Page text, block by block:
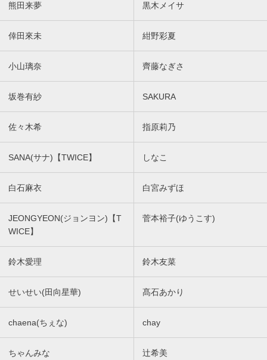
熊田来夢 黒木メイサ
倖田來未 紺野彩夏
小山璃奈 齊藤なぎさ
坂巻有紗 SAKURA
佐々木希 指原莉乃
SANA(サナ)【TWICE】 しなこ
白石麻衣 白宮みずほ
JEONGYEON(ジョンヨン)【T
WICE】
菅本裕子(ゆうこす)
鈴木愛理 鈴木友菜
せいせい(田向星華) 髙石あかり
chaena(ちぇな) chay
ちゃんみな 辻希美